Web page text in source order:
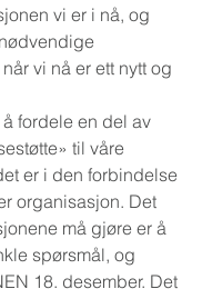
vi er i nå, og
vi nå er ett nytt og
fordele en del av
til våre
er i den forbindelse
organisasjon. Det
må gjøre er å
spørsmål, og
18. desember. Det